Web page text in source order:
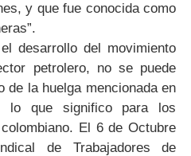
y que fue conocida como
desarrollo del movimiento
petrolero, no se puede
de la huelga mencionada en
lo que significo para los
El 6 de Octubre
de Trabajadores de